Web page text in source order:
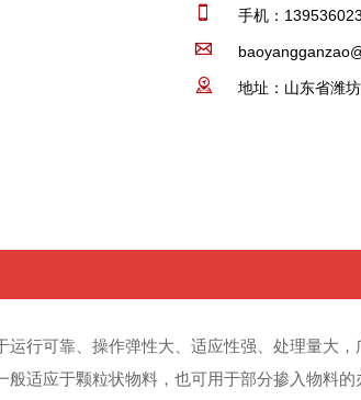
 手机：

 地址：山东省潍
行可靠、操作弹性大、适应性强、处理量大
适应于颗粒状物料，也可用于部分掺入物料